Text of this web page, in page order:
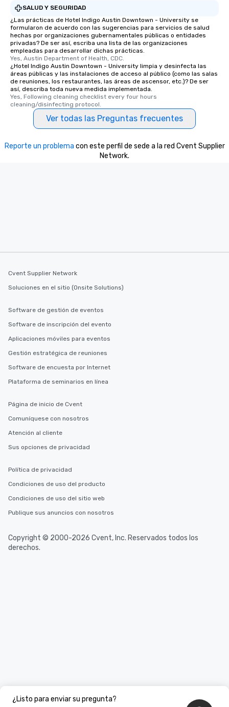
SALUD Y SEGURIDAD
¿Las prácticas de Hotel Indigo Austin Downtown - University se
formularon de acuerdo con las sugerencias para servicios de salud
hechas por organizaciones gubernamentales públicas o entidades
privadas? De ser así, escriba una lista de las organizaciones
empleadas para desarrollar dichas prácticas.
Yes, Austin Department of Health, CDC.
¿Hotel Indigo Austin Downtown - University limpia y desinfecta las
áreas públicas y las instalaciones de acceso al público (como las salas
de reuniones, los restaurantes, las áreas de ascensor, etc.)? De ser
así, describa toda nueva medida implementada.
Yes, Following cleaning checklist every four hours
cleaning/disinfecting protocol.
Ver todas las Preguntas frecuentes
¿Listo para enviar su pregunta?
Reporte un problema con este perfil de sede a la red Cvent Supplier
Network.
Cvent Supplier Network
Soluciones en el sitio (Onsite Solutions)
Software de gestión de eventos
Software de inscripción del evento
Aplicaciones móviles para eventos
Gestión estratégica de reuniones
Software de encuesta por Internet
Plataforma de seminarios en línea
Página de inicio de Cvent
Comuníquese con nosotros
Atención al cliente
Sus opciones de privacidad
Política de privacidad
Condiciones de uso del producto
Condiciones de uso del sitio web
Publique sus anuncios con nosotros
Copyright © 2000-2026 Cvent, Inc. Reservados todos los
derechos.